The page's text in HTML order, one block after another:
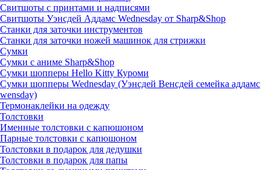
Свитшоты с принтами и надписями
Свитшоты Уэнсдей Аддамс Wednesday от Sharp&Shop
Станки для заточки инструментов
Станки для заточки ножей машинок для стрижки
Сумки
Сумки с аниме Sharp&Shop
Сумки шопперы Hello Kitty Куроми
Сумки шопперы Wednesday (Уэнсдей Венсдей семейка аддамс
wensday)
Термонаклейки на одежду
Толстовки
Именные толстовки с капюшоном
Парные толстовки с капюшоном
Толстовки в подарок для дедушки
Толстовки в подарок для папы